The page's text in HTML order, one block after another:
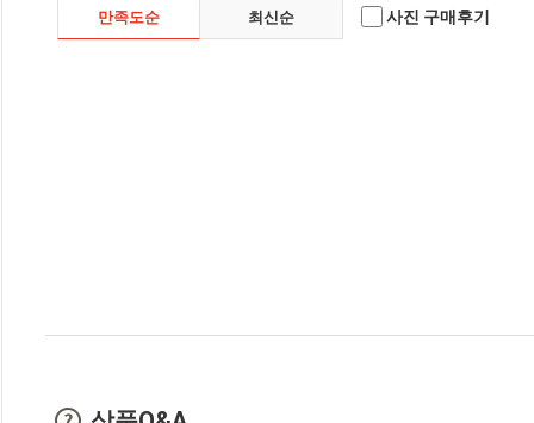
만족도순 최신순 사진 구매후기